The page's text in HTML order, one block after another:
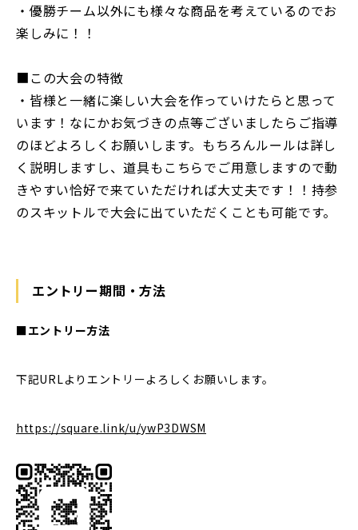
・優勝チーム以外にも様々な商品を考えているのでお
楽しみに！！
■この大会の特徴
・皆様と一緒に楽しい大会を作っていけたらと思って
います！なにかお気づきの点等ございましたらご指導
のほどよろしくお願いします。もちろんルールは詳し
く説明しますし、道具もこちらでご用意しますので動
きやすい恰好で来ていただければ大丈夫です！！持参
のスキットルで大会に出ていただくことも可能です。
エントリー期間・方法
■エントリー方法
下記URLよりエントリーよろしくお願いします。
https://square.link/u/ywP3DWSM